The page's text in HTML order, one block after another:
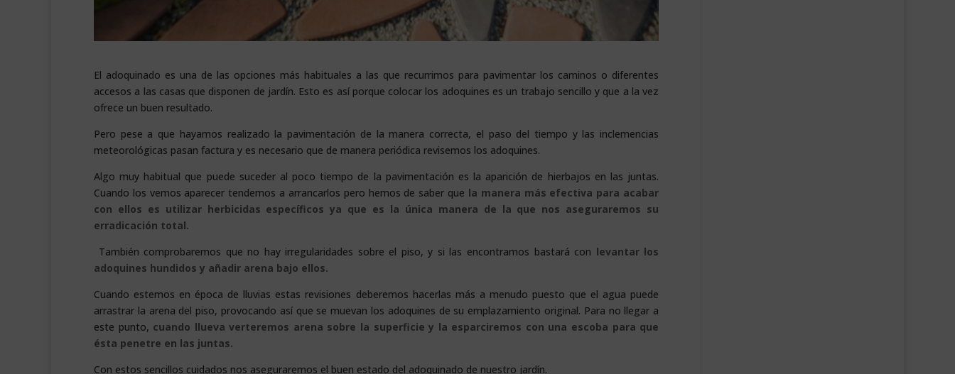
El adoquinado es una de las opciones más habituales a las que recurrimos para pavimentar los caminos o diferentes
accesos a las casas que disponen de jardín. Esto es así porque colocar los adoquines es un trabajo sencillo y que a la vez
ofrece un buen resultado.
Pero pese a que hayamos realizado la pavimentación de la manera correcta, el paso del tiempo y las inclemencias
meteorológicas pasan factura y es necesario que de manera periódica revisemos los adoquines.
Algo muy habitual que puede suceder al poco tiempo de la pavimentación es la aparición de hierbajos en las juntas.
Cuando los vemos aparecer tendemos a arrancarlos pero hemos de saber que la manera más efectiva para acabar
con ellos es utilizar herbicidas específicos ya que es la única manera de la que nos aseguraremos su
erradicación total.
También comprobaremos que no hay irregularidades sobre el piso, y si las encontramos bastará con levantar los
adoquines hundidos y añadir arena bajo ellos.
Cuando estemos en época de lluvias estas revisiones deberemos hacerlas más a menudo puesto que el agua puede
arrastrar la arena del piso, provocando así que se muevan los adoquines de su emplazamiento original. Para no llegar a
este punto, cuando llueva verteremos arena sobre la superficie y la esparciremos con una escoba para que
ésta penetre en las juntas.
Con estos sencillos cuidados nos aseguraremos el buen estado del adoquinado de nuestro jardín.